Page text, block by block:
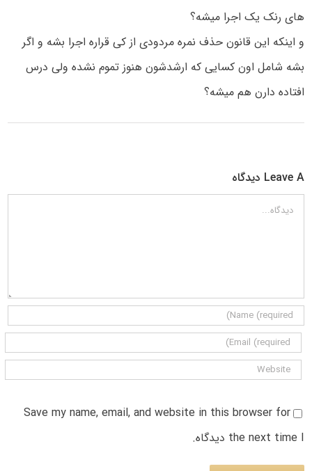
های رنک یک اجرا میشه؟
و اینکه این قانون حذف نمره مردودی از کی قراره اجرا بشه و اگر
بشه شامل اون کسایی که ارشدشون هنوز تموم نشده ولی درس
افتاده دارن هم میشه؟
Leave A دیدگاه
دیدگاه
Save my name, email, and website in this browser for
the next time I دیدگاه.